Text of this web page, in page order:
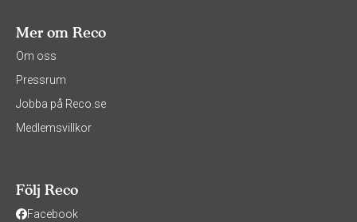
Mer om Reco
Om oss
Pressrum
Jobba på Reco.se
Medlemsvillkor
Följ Reco
Facebook